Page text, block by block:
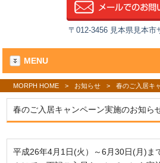
〒012-3456 見本県見本市
MENU
MORPH HOME > お知らせ > 春のご入居キ
春のご入居キャンペーン実施のお知ら
平成26年4月1日(火）～6月30日(月)ま